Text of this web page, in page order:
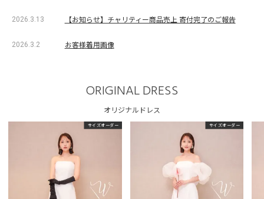
2026.3.13 【お知らせ】チャリティー商品売上 寄付完了のご報告
2026.3.2 お客様着用画像
ORIGINAL DRESS
オリジナルドレス
サイズオーダー サイズオーダー